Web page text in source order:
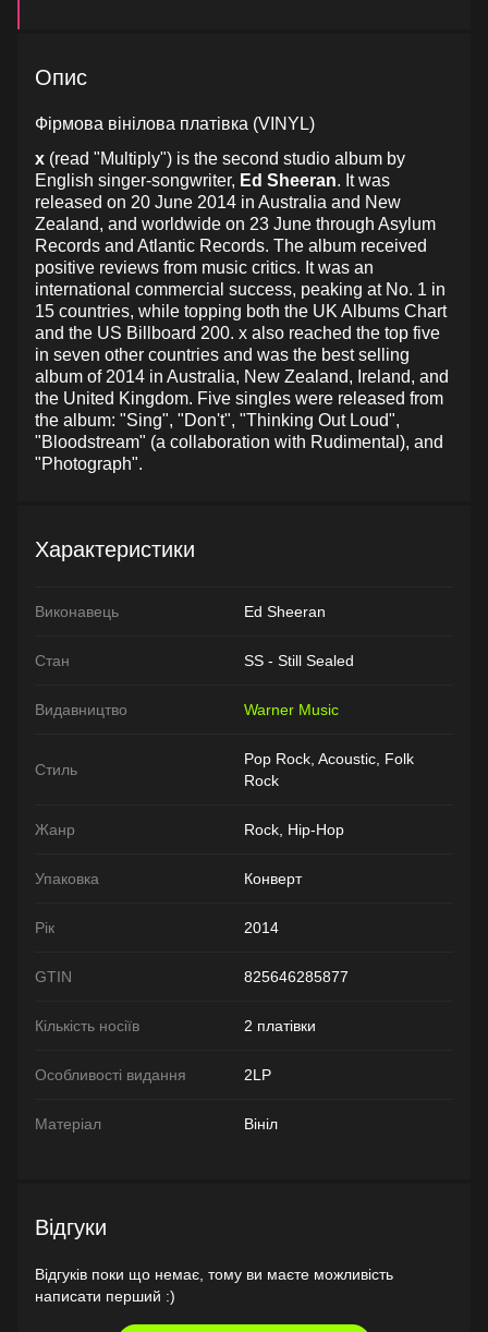
Опис
Фірмова вінілова платівка (VINYL)
x (read "Multiply") is the second studio album by
English singer-songwriter, Ed Sheeran. It was
released on 20 June 2014 in Australia and New
Zealand, and worldwide on 23 June through Asylum
Records and Atlantic Records. The album received
positive reviews from music critics. It was an
international commercial success, peaking at No. 1 in
15 countries, while topping both the UK Albums Chart
and the US Billboard 200. x also reached the top five
in seven other countries and was the best selling
album of 2014 in Australia, New Zealand, Ireland, and
the United Kingdom. Five singles were released from
the album: "Sing", "Don't", "Thinking Out Loud",
"Bloodstream" (a collaboration with Rudimental), and
"Photograph".
Характеристики
Виконавець Ed Sheeran
Стан SS - Still Sealed
Видавництво Warner Music
Стиль
Pop Rock, Acoustic, Folk
Rock
Жанр Rock, Hip-Hop
Упаковка Конверт
Рік 2014
GTIN 825646285877
Кількість носіїв 2 платівки
Особливості видання 2LP
Матеріал Вініл
Відгуки
Відгуків поки що немає, тому ви маєте можливість
написати перший :)